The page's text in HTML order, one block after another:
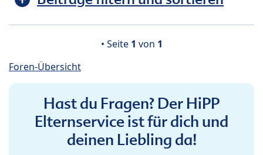
• Seite 1 von 1
Foren-Übersicht
Hast du Fragen? Der HiPP
Elternservice ist für dich und
deinen Liebling da!